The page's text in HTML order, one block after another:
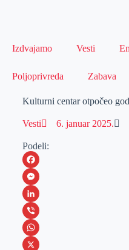
Izdvajamo Vesti
Poljoprivreda Zabava
Kulturni centar otpočeo
Vesti 6. januar 2025.
Podeli:
F
a
c
e
b
M
e
s
s
L
i
n
V
iW